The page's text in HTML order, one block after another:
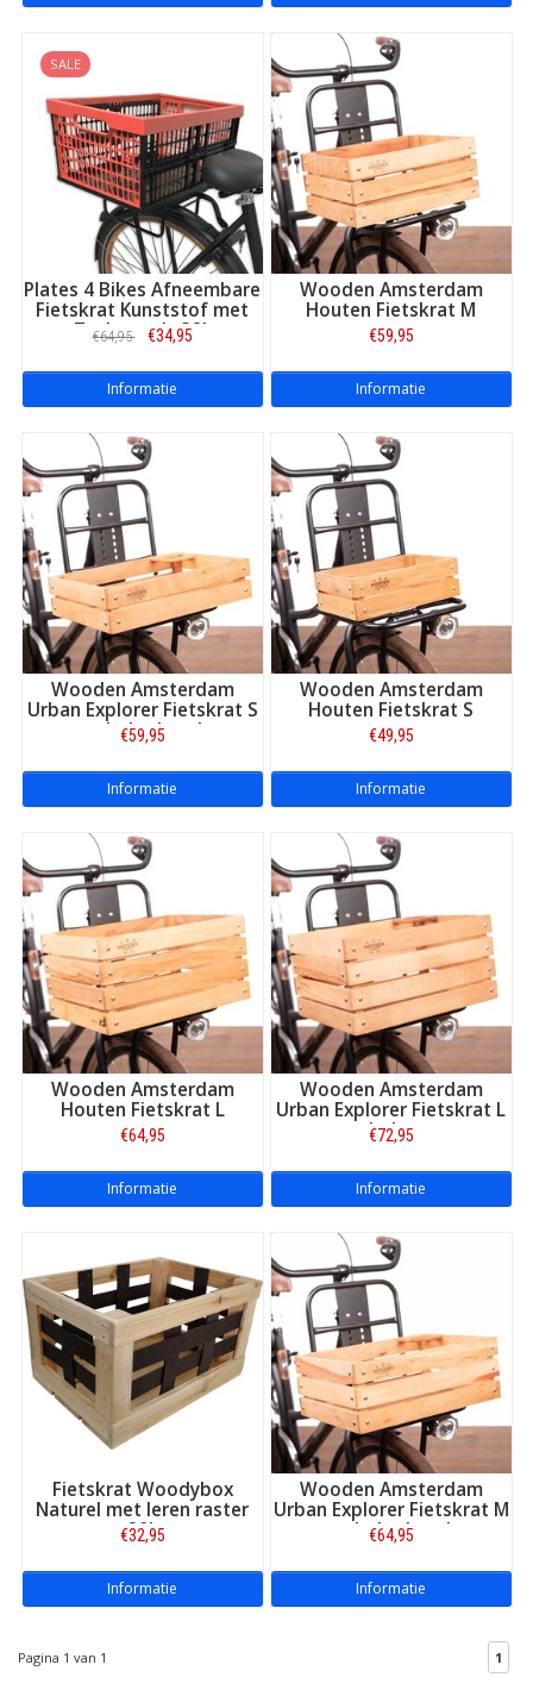
SALE
Plates 4 Bikes Afneembare
Fietskrat Kunststof met
Tasbeugels 32L
Rood/Zwart
€64,95 €34,95
Informatie
Wooden Amsterdam
Houten Fietskrat M
€59,95
Informatie
Wooden Amsterdam
Urban Explorer Fietskrat S
met bekerhouder
€59,95
Informatie
Wooden Amsterdam
Houten Fietskrat S
€49,95
Informatie
Wooden Amsterdam
Houten Fietskrat L
€64,95
Informatie
Wooden Amsterdam
Urban Explorer Fietskrat L
met beker- en
parapluhouder
€72,95
Informatie
Fietskrat Woodybox
Naturel met leren raster
20L
€32,95
Informatie
Wooden Amsterdam
Urban Explorer Fietskrat M
met bekerhouder
€64,95
Informatie
Pagina 1 van 1 1